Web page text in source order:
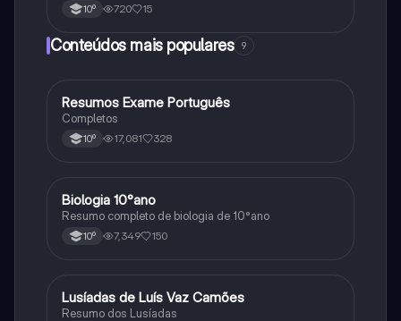
10º 720 15
Conteúdos mais populares 9
Português
Resumos Exame Português
Completos
10º 17,081 328
Biologia
Biologia 10°ano
Resumo completo de biologia de 10°ano
10º 7,349 150
Português
Lusíadas de Luís Vaz Camões
Resumo dos Lusíadas